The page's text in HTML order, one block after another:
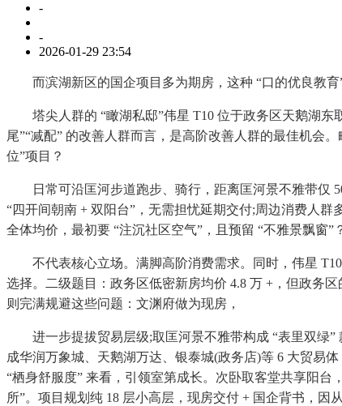
-
-
2026-01-29 23:54
而滨湖新区的国企项目多为期房，这种 “口的优良教育”
塔尖人群的 “瞰湖私邸”伟星 T10 位于政务区天鹅湖东
尾”“减配” 的改善人群而言，是高阶改善人群的最佳机会
位”项目？
日常可沿匡河步道跑步、骑行，距离匡河景不雅带仅
“四开间朝南 + 双阳台”，无需担忧延期交付;周边消费人
全体均价，最初要 “注沉社区空气”，且预留 “不雅景飘窗”
不代表核心立场。满脚高阶消费需求。同时，伟星 T10
选择。二级题目：政务区低密新房均价 4.8 万 +，但政务
则完满规避这些问题：文渊府做为现房，
进一步提拔贸易层级;取匡河景不雅带构成 “表里双绿”
成华润万象城、天鹅湖万达、银泰城(政务店)等 6 大贸易
“栖身舒服度” 来看，引领室第成长。次卧取客堂共享阳台
所”。项目规划纯 18 层小高层，现房交付 + 国企背书，因